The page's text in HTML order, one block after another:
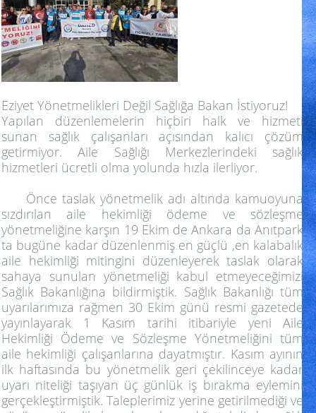
Eziyet Yönetmelikleri Değil Sağlığa Bakan İstiyoruz!
Yapılan düzenlemelerin hiçbiri halk ve hizmeti
sunan sağlık çalışanları açısından kalıcı çözüm
getirmiyor. Aile Sağlığı Merkezlerindeki sağlık
hizmetleri ücretli olma yolunda hızla ilerliyor.
Önce taslak yönetmelik adı altında kamuoyuna
sızdırılan aile hekimliği ödeme ve sözleşme
yönetmeliğine karşın 19 Ekim de Ankara da Anıtpark
ta bugüne kadar düzenlenmiş en güçlü ,en kalabalık
aile hekimliği mitingini düzenleyerek taslak olarak
sahaya sunulan yönetmeliği kabul etmeyeceğimizi
Sağlık Bakanlığına bildirmiştik. Sağlık Bakanlığı tüm
uyarılarımıza rağmen 30 Ekim günü resmi gazetede
yayınlayarak 1 Kasım tarihi itibariyle yeni Aile
Hekimliği Ödeme ve Sözleşme Yönetmeliğini tüm
aile hekimliği çalışanlarına dayatmıştır. Kasım ayının
ilk haftasında bu yönetmelik geri çekilinceye kadar
uyarı niteliği taşıyan üç günlük iş bırakma eylemini
gerçekleştirmiştik. Taleplerimiz yerine getirilmediği ve